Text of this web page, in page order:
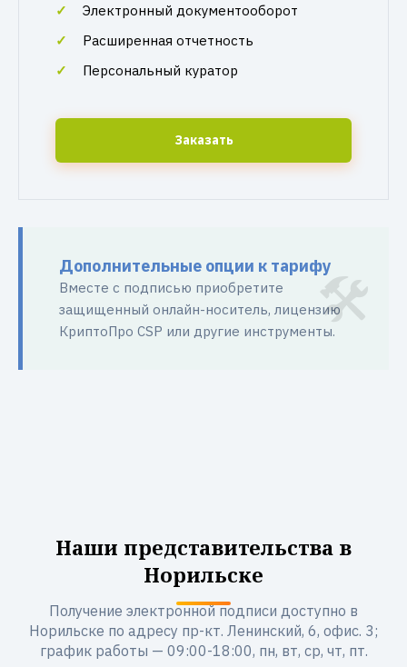
Электронный документооборот
Расширенная отчетность
Персональный куратор
Заказать
Дополнительные опции к тарифу
Вместе с подписью приобретите
защищенный онлайн-носитель, лицензию
КриптоПро CSP или другие инструменты.
Наши представительства в
Норильске
Получение электронной подписи доступно в
Норильске по адресу пр-кт. Ленинский, 6, офис. 3;
график работы — 09:00-18:00, пн, вт, ср, чт, пт.